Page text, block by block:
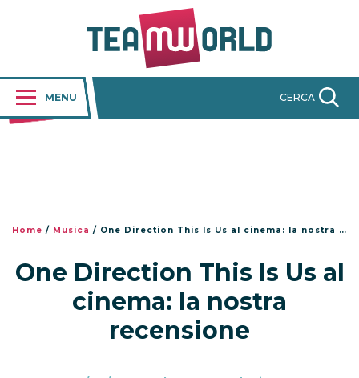
MENU CERCA
Home / Musica / One Direction This Is Us al cinema: la nostra recensione
One Direction This Is Us al
cinema: la nostra
recensione